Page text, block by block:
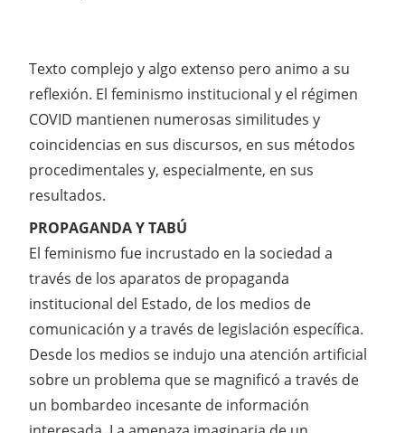
Texto complejo y algo extenso pero animo a su
reflexión. El feminismo institucional y el régimen
COVID mantienen numerosas similitudes y
coincidencias en sus discursos, en sus métodos
procedimentales y, especialmente, en sus
resultados.
PROPAGANDA Y TABÚ
El feminismo fue incrustado en la sociedad a
través de los aparatos de propaganda
institucional del Estado, de los medios de
comunicación y a través de legislación específica.
Desde los medios se indujo una atención artificial
sobre un problema que se magnificó a través de
un bombardeo incesante de información